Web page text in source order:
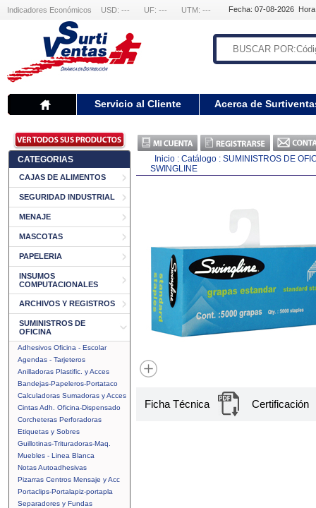
Indicadores Económicos USD: --- UF: --- UTM: --- Fecha: 07-08-2026
Servicio al Cliente Acerca de
CATEGORIAS
CAJAS DE ALIMENTOS
SEGURIDAD INDUSTRIAL
MENAJE
MASCOTAS
PAPELERIA
INSUMOS
COMPUTACIONALES
ARCHIVOS Y REGISTROS
SUMINISTROS DE
OFICINA
Adhesivos Oficina - Escolar
Agendas - Tarjeteros
Anilladoras Plastific. y Acces
Bandejas-Papeleros-Portataco
Calculadoras Sumadoras y Acces
Cintas Adh. Oficina-Dispensado
Corcheteras Perforadoras
Etiquetas y Sobres
Guillotinas-Trituradoras-Maq.
Muebles - Linea Blanca
Notas Autoadhesivas
Pizarras Centros Mensaje y Acc
Portaclips-Portalapiz-portapla
Separadores y Fundas
Inicio : Catálogo : SUMINISTROS DE
SWINGLINE
Ficha Técnica Certificación